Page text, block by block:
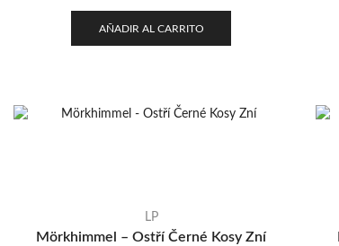
AÑADIR AL CARRITO
LP
Mörkhimmel – Ostří Černé Kosy Zní